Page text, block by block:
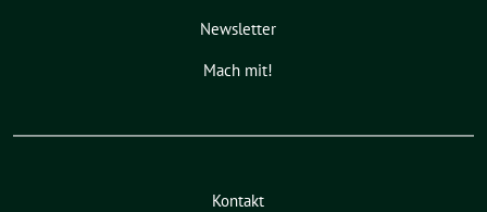
Newsletter
Mach mit!
Kontakt